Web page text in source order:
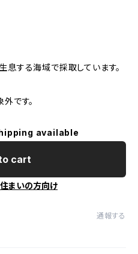
する海域で採取しています。
です。
available
cart
まいの方向け
通報する